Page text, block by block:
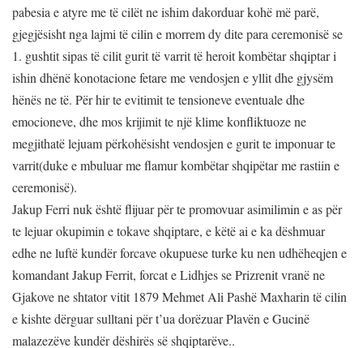
pabesia e atyre me të cilët ne ishim dakorduar kohë më parë,
gjegjësisht nga lajmi të cilin e morrem dy dite para ceremonisë se
1. gushtit sipas të cilit gurit të varrit të heroit kombëtar shqiptar i
ishin dhënë konotacione fetare me vendosjen e yllit dhe gjysëm
hënës ne të. Për hir te evitimit te tensioneve eventuale dhe
emocioneve, dhe mos krijimit te një klime konfliktuoze ne
megjithatë lejuam përkohësisht vendosjen e gurit te imponuar te
varrit(duke e mbuluar me flamur kombëtar shqipëtar me rastiin e
ceremonisë).
Jakup Ferri nuk është flijuar për te promovuar asimilimin e as për
te lejuar okupimin e tokave shqiptare, e këtë ai e ka dëshmuar
edhe ne luftë kundër forcave okupuese turke ku nen udhëheqjen e
komandant Jakup Ferrit, forcat e Lidhjes se Prizrenit vranë ne
Gjakove ne shtator vitit 1879 Mehmet Ali Pashë Maxharin të cilin
e kishte dërguar sulltani për t’ua dorëzuar Plavën e Gucinë
malazezëve kundër dëshirës së shqiptarëve..